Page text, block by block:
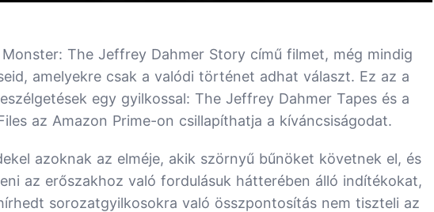
The Jeffrey Dahmer Story című filmet, még mindig
amelyekre csak a valódi történet adhat választ. Ez az a
egy gyilkossal: The Jeffrey Dahmer Tapes és a
az Amazon Prime-on csillapíthatja a kíváncsiságodat.
azoknak az elméje, akik szörnyű bűnöket követnek el, és
az erőszakhoz való fordulásuk hátterében álló indítékokat,
sorozatgyilkosokra való összpontosítás nem tiszteli az